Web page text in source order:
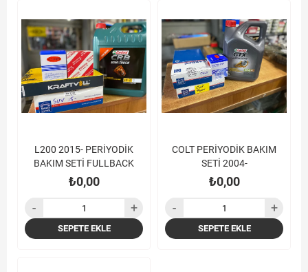
L200 2015- PERİYODİK
BAKIM SETİ FULLBACK
₺0,00
SEPETE EKLE
COLT PERİYODİK BAKIM
SETİ 2004-
₺0,00
SEPETE EKLE